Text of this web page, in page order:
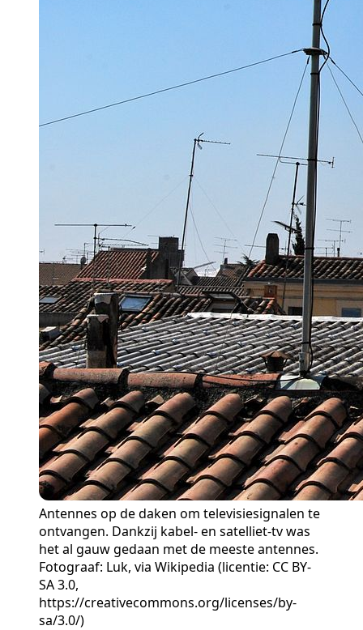
Antennes op de daken om televisiesignalen te
ontvangen. Dankzij kabel- en satelliet-tv was
het al gauw gedaan met de meeste antennes.
Fotograaf: Luk, via Wikipedia (licentie: CC BY-
SA 3.0,
https://creativecommons.org/licenses/by-
sa/3.0/)